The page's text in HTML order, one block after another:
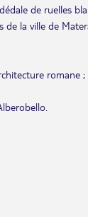
de ruelles
la ville de
romane ;